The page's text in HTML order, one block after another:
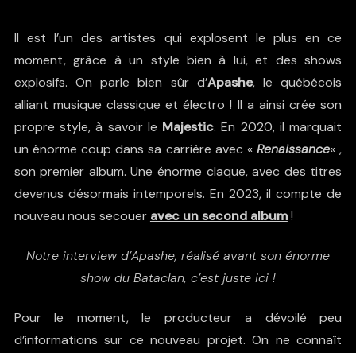
Il est l’un des artistes qui explosent le plus en ce
moment, grâce à un style bien à lui, et des shows
explosifs. On parle bien sûr d’Apashe, le québécois
alliant musique classique et électro ! Il a ainsi crée son
propre style, à savoir le Majestic. En 2020, il marquait
un énorme coup dans sa carrière avec « Renaissance« ,
son premier album. Une énorme claque, avec des titres
devenus désormais intemporels. En 2023, il compte de
nouveau nous secouer avec un second album!
Notre interview d’Apashe, réalisé avant son énorme
show du Bataclan, c’est juste ici !
Pour le moment, le producteur a dévoilé peu
d’informations sur ce nouveau projet. On ne connaît